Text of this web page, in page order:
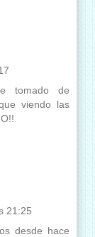
tomado de
viendo las
21:25
desde hace